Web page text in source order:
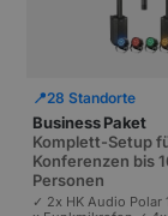
📍28 Standorte
Business Paket
Komplett-Setup
Konferenzen bis
Personen
✓ 2x HK Audio Polar